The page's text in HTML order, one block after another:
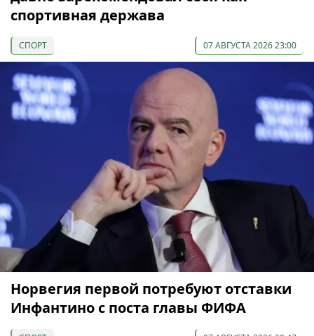
спортивная держава
СПОРТ 07 АВГУСТА 2026 23:00
Норвегия первой потребуют отставки
Инфантино с поста главы ФИФА